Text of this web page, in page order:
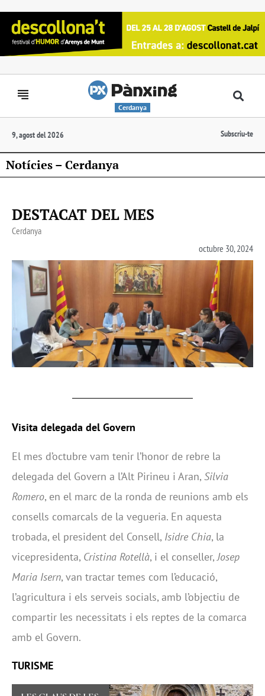
Cerdanya
9, agost del 2026 Subscriu-te
Notícies – Cerdanya
DESTACAT DEL MES
Cerdanya
octubre 30, 2024
Visita delegada del Govern
El mes d’octubre vam tenir l’honor de rebre la
delegada del Govern a l’Alt Pirineu i Aran, Silvia
Romero, en el marc de la ronda de reunions amb els
consells comarcals de la vegueria. En aquesta
trobada, el president del Consell, Isidre Chia, la
vicepresidenta, Cristina Rotellà, i el conseller,Josep
Maria Isern, van tractar temes com l’educació,
l’agricultura i els serveis socials, amb l’objectiu de
compartir les necessitats i els reptes de la comarca
amb el Govern.
TURISME